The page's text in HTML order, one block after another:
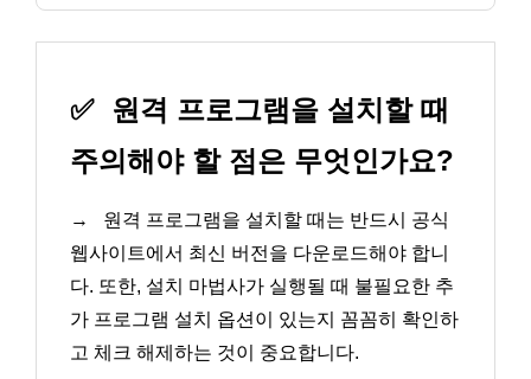
✅
원격 프로그램을 설치할 때
주의해야 할 점은 무엇인가요?
→
원격 프로그램을 설치할 때는 반드시 공식
웹사이트에서 최신 버전을 다운로드해야 합니
다. 또한, 설치 마법사가 실행될 때 불필요한 추
가 프로그램 설치 옵션이 있는지 꼼꼼히 확인하
고 체크 해제하는 것이 중요합니다.